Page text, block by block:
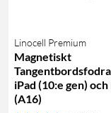
Linocell Premium
Magnetiskt
iPad (10:e gen) och
(A16)